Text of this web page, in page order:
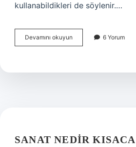
kullanabildikleri de söylenir.…
Devamını okuyun
nedir
6 Yorum
SANAT NEDIR